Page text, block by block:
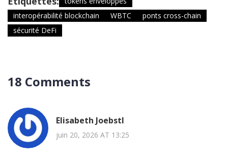
interopérabilité blockchain
WBTC
ponts cross-chain
sécurité DeFi
18 Comments
Elisabeth Joebstl
juin 20, 2026 AT 13:25